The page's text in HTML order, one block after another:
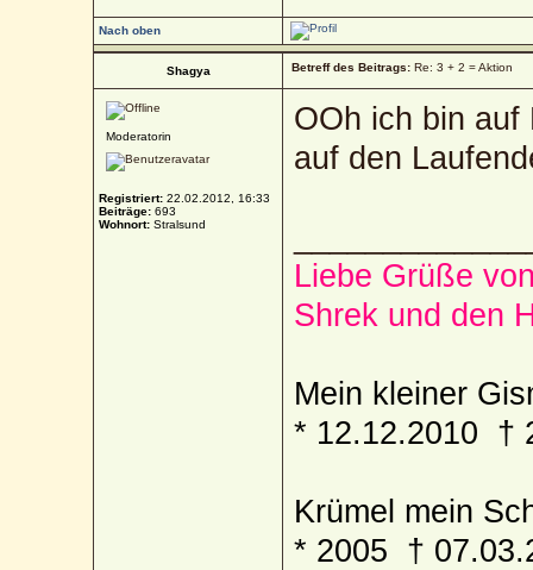
Nach oben
Shagya Betreff des Beitrags: Re: 3 + 2 = Aktion
Moderatorin
Registriert: 22.02.2012, 16:33
Beiträge: 693
Wohnort: Stralsund
OOh ich bin
auf den
Liebe Grüße
Shrek und den
Mein kleiner
* 12.12.2010 †
Krümel mein
* 2005 †